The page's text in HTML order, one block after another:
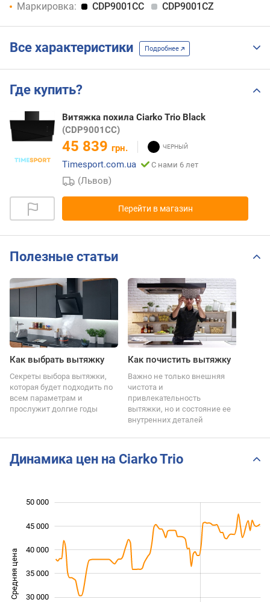
Маркировка:
CDP9001CC CDP9001CZ
Все характеристики Подробнее
Где купить?
Витяжка похила Ciarko Trio Black
(CDP9001CC)
45 839 грн.
Timesport.com.ua
С нами 6 лет
(Львов)
Перейти в магазин
Полезные статьи
Как выбрать вытяжку
Секреты выбора вытяжки,
которая будет подходить по
всем параметрам и
прослужит долгие годы
Как почистить вытяжку
Важно не только внешняя
чистота и
привлекательность
вытяжки, но и состояние ее
внутренних деталей
Динамика цен на Ciarko Trio
Средняя цена 20 000
30 000
35 000
40 000
45 000
50 000